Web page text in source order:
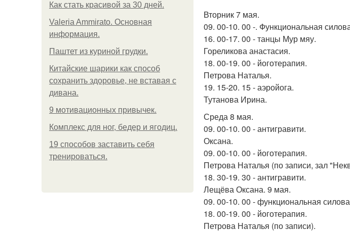
Как стать красивой за 30 дней.
Valeria Ammirato. Основная
информация.
Паштет из куриной грудки.
Китайские шарики как способ
сохранить здоровье, не вставая с
дивана.
9 мотивационных привычек.
Комплекс для ног, бедер и ягодиц.
19 способов заставить себя
тренироваться.
Вторник 7 мая.
09. 00-10. 00 -. Функциональная
16. 00-17. 00 - танцы Мур мяу.
Гореликова анастасия.
18. 00-19. 00 - йоготерапия.
Петрова Наталья.
19. 15-20. 15 - аэройога.
Тутанова Ирина.
Среда 8 мая.
09. 00-10. 00 - антигравити.
Оксана.
09. 00-10. 00 - йоготерапия.
Петрова Наталья (по записи, зал
18. 30-19. 30 - антигравити.
Лещёва Оксана. 9 мая.
09. 00-10. 00 - функциональная
18. 00-19. 00 - йоготерапия.
Петрова Наталья (по записи).